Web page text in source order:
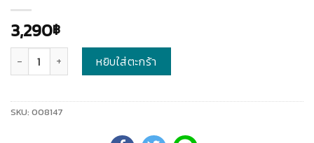
3,290฿
หยิบใส่ตะกร้า
SKU: 008147